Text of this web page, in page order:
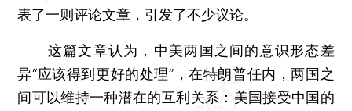
表了一则评论文章，引发了不少议论。
这篇文章认为，中美两国之间的意识形态差
异“应该得到更好的处理”，在特朗普任内，两国之
间可以维持一种潜在的互利关系：美国接受中国的